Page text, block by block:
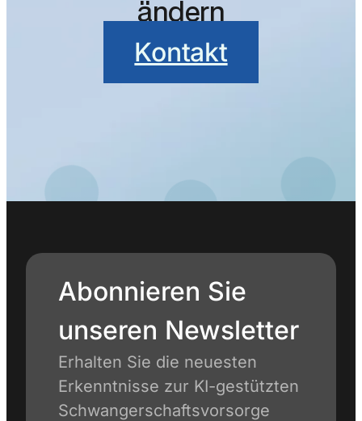
ändern
Kontakt
Abonnieren Sie
unseren Newsletter
Erhalten Sie die neuesten
Erkenntnisse zur KI-gestützten
Schwangerschaftsvorsorge